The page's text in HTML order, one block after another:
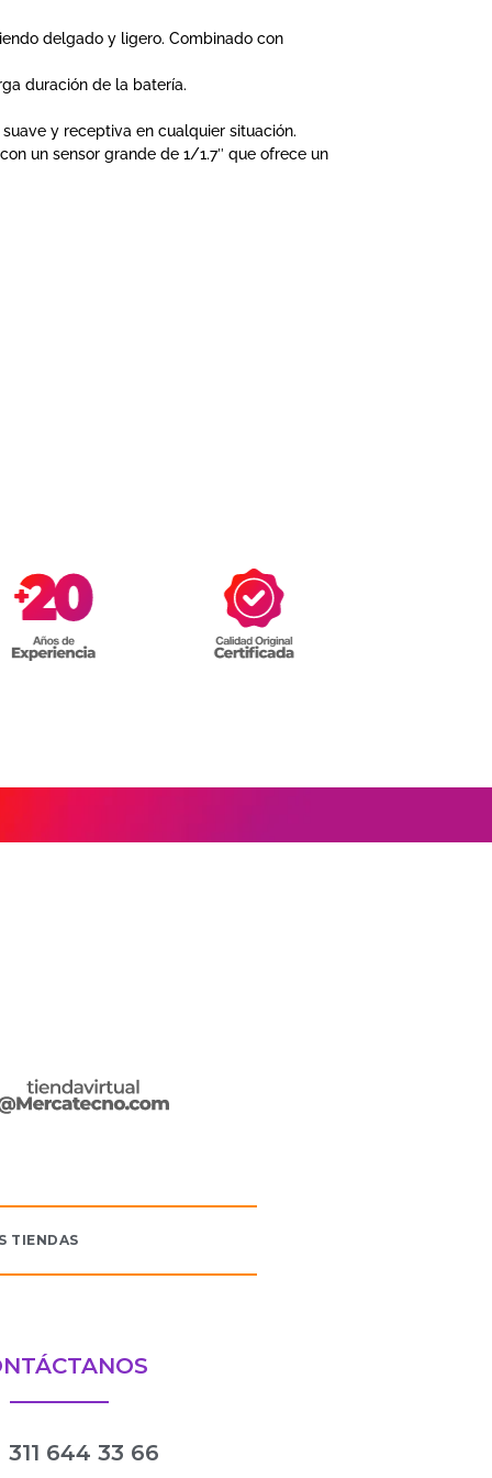
delgado y ligero. Combinado con
duración de la batería.
y receptiva en cualquier situación.
un sensor grande de 1/1.7″ que ofrece un
TIENDAS
311 644 33 66